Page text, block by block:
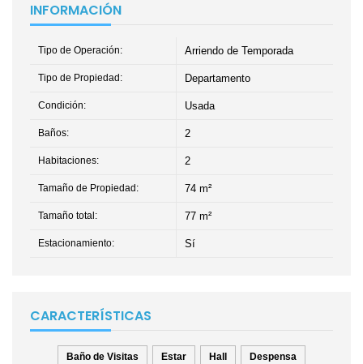
INFORMACIÓN
Tipo de Operación: Arriendo de Temporada
Tipo de Propiedad: Departamento
Condición: Usada
Baños: 2
Habitaciones: 2
Tamaño de Propiedad: 74 m²
Tamaño total: 77 m²
Estacionamiento: Sí
CARACTERÍSTICAS
Baño de Visitas Estar Hall Despensa